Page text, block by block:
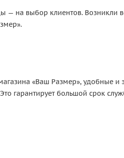
на выбор клиентов. Возникли
«Ваш Размер», удобные
гарантирует большой срок